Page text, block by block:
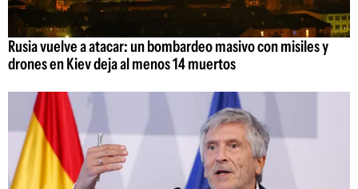
Rusia vuelve a atacar: un bombardeo masivo con misiles y
drones en Kiev deja al menos 14 muertos